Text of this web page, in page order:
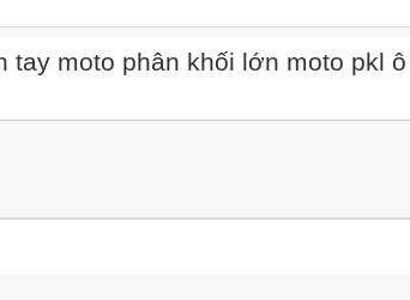
moto phân khối lớn moto pkl